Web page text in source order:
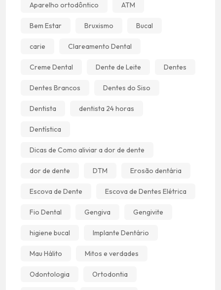
Aparelho ortodôntico ATM
Bem Estar Bruxismo Bucal
carie Clareamento Dental
Creme Dental Dente de Leite Dentes
Dentes Brancos Dentes do Siso
Dentista dentista 24 horas
Dentística
Dicas de Como aliviar a dor de dente
dor de dente DTM Erosão dentária
Escova de Dente Escova de Dentes Elétrica
Fio Dental Gengiva Gengivite
higiene bucal Implante Dentário
Mau Hálito Mitos e verdades
Odontologia Ortodontia